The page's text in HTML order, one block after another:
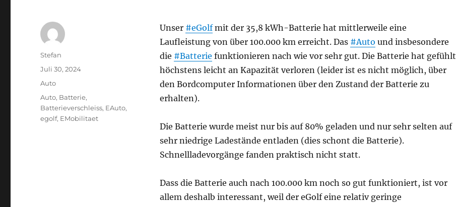
Unser #eGolfmit der 35,8 kWh-Batterie hat mittlerweile eine
Laufleistung von über 100.000 km erreicht. Das #Auto und insbesondere
die #Batterie funktionieren nach wie vor sehr gut. Die Batterie hat gefühlt
höchstens leicht an Kapazität verloren (leider ist es nicht möglich, über
den Bordcomputer Informationen über den Zustand der Batterie zu
erhalten).
Die Batterie wurde meist nur bis auf 80% geladen und nur sehr selten auf
sehr niedrige Ladestände entladen (dies schont die Batterie).
Schnellladevorgänge fanden praktisch nicht statt.
Dass die Batterie auch nach 100.000 km noch so gut funktioniert, ist vor
allem deshalb interessant, weil der eGolf eine relativ geringe
Autor
Stefan
Veröffentlicht
Juli 30, 2024
Kategorien
Auto
Schlagwörter
Auto, Batterie,
Batterieverschleiss, EAuto,
egolf, EMobilitaet